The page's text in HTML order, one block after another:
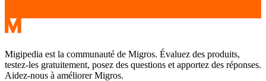
Migipedia est la communauté de Migros. Évaluez des produits,
testez-les gratuitement, posez des questions et apportez des réponses.
Aidez-nous à améliorer Migros.